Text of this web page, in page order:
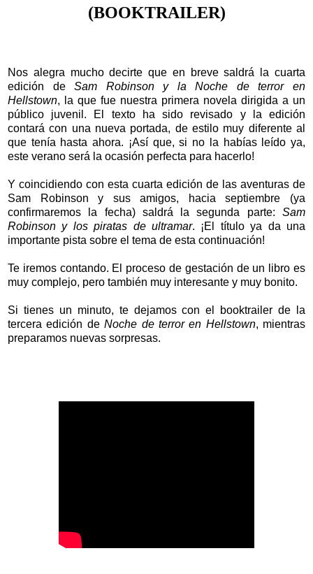
(BOOKTRAILER)
Nos alegra mucho decirte que en breve saldrá la cuarta
edición deSam Robinson y la Noche de terror en
Hellstown, la que fue nuestra primera novela dirigida a un
público juvenil. El texto ha sido revisado y la edición
contará con una nueva portada, de estilo muy diferente al
que tenía hasta ahora. ¡Así que, si no la habías leído ya,
este verano será la ocasión perfecta para hacerlo!
Y coincidiendo con esta cuarta edición de las aventuras de
Sam Robinson y sus amigos, hacia septiembre (ya
confirmaremos la fecha) saldrá la segunda parte: Sam
Robinson y los piratas de ultramar. ¡El título ya da una
importante pista sobre el tema de esta continuación!
Te iremos contando. El proceso de gestación de un libro es
muy complejo, pero también muy interesante y muy bonito.
Si tienes un minuto, te dejamos con el booktrailer de la
tercera edición deNoche de terror en Hellstown, mientras
preparamos nuevas sorpresas.